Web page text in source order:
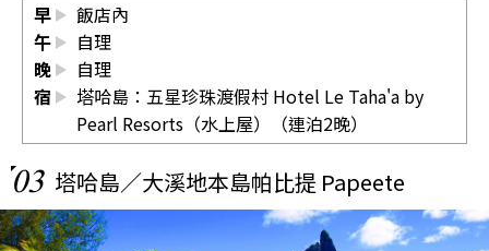
早
飯店內
午
自理
晚
自理
宿
塔哈島：五星珍珠渡假村 Hotel Le Taha'a by
Pearl Resorts（水上屋）（連泊2晚）
03 塔哈島／大溪地本島帕比提 Papeete